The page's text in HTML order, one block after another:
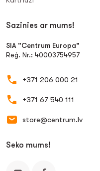
Sazinies ar mums!
SIA "Centrum Europa"
Reģ. Nr.: 40003754957
+371 206 000 21
+371 67 540 111
store@centrum.lv
Seko mums!